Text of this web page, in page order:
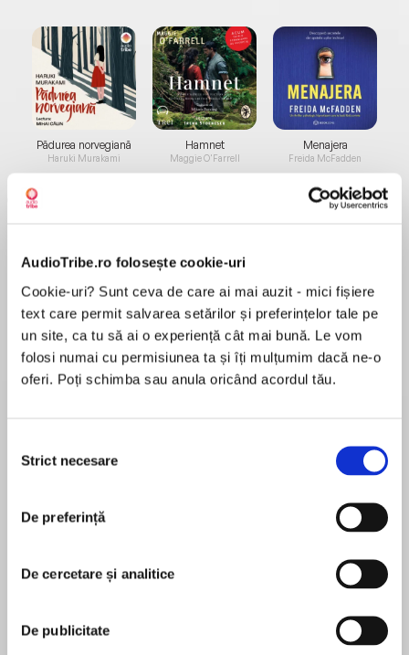
AudioTribe.ro folosește cookie-uri
Cookie-uri? Sunt ceva de care ai mai auzit - mici fișiere
text care permit salvarea setărilor și preferințelor tale pe
un site, ca tu să ai o experiență cât mai bună. Le vom
folosi numai cu permisiunea ta și îți mulțumim dacă ne-o
oferi. Poți schimba sau anula oricând acordul tău.
consimțământului
Strict necesare
De preferință
De cercetare și analitice
De publicitate
Pădurea norvegiană
Haruki Murakami
Elita de Argint (Elita
de...
Hamnet
Maggie O'Farrell
Diavolul se îmbracă de
Menajera
Freida McFadden
Migdală
NOW A NETFLIX ORIGINAL SERIES
Dear Reader,
Baudelaire orphans, then before you read even
Violet, Klaus, and Sunny are kindhearted and
quick-witted, but their lives, I am sorry to say,
MAI MULT